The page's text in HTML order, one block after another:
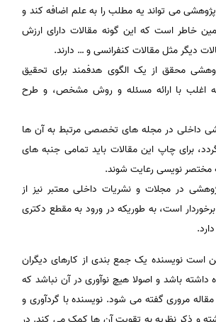
می تواند یه مطلب را به علم اضافه کند و
خاطر است که این گونه مقالات دارای ارزش
دیگر مثل مقالات کنفرانسی و … دارند.
محقق از یک الگوی هدفمند برای تحقیق
اغلب با ارائه مسئله و روش مشخص، و طرح
داخلی در مجله های تخصصی مرتبط به آن ها
برای چاپ این مقالات باید تمامی جنبه های
نویسی رعایت شوند.
در مجلات و نشریات داخلی معتبر نیز از
است، به طوریکه در ورود به مقطع دکتری
است نویسنده یک جمع بندی از کارهای دیگران
باشد و اصولا هیچ نوآوری در آن نباشد که
مقاله مروری گفته می شود. نویسنده با گردآوری و